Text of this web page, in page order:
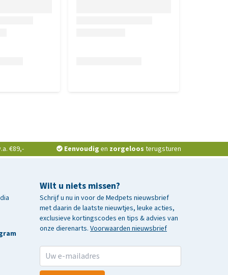
€89,- Eenvoudig en zorgeloos terugsturen
Wilt u niets missen?
Schrijf u nu in voor de Medpets nieuwsbrief
met daarin de laatste nieuwtjes, leuke acties,
exclusieve kortingscodes en tips & advies van
onze dierenarts. Voorwaarden nieuwsbrief